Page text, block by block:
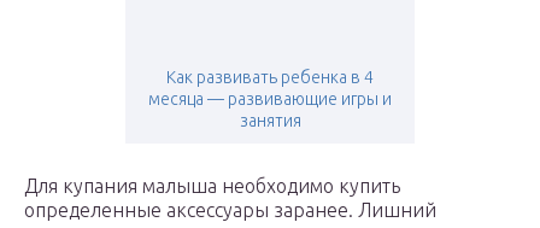
Как развивать ребенка в 4
месяца — развивающие игры и
занятия
Для купания малыша необходимо купить
определенные аксессуары заранее. Лишний